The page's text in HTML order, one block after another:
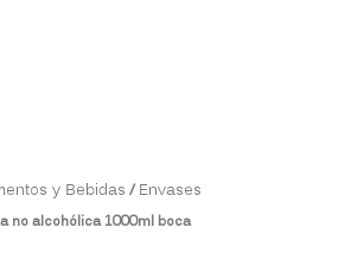
y Bebidas /Envases
no alcohólica 1000ml boca